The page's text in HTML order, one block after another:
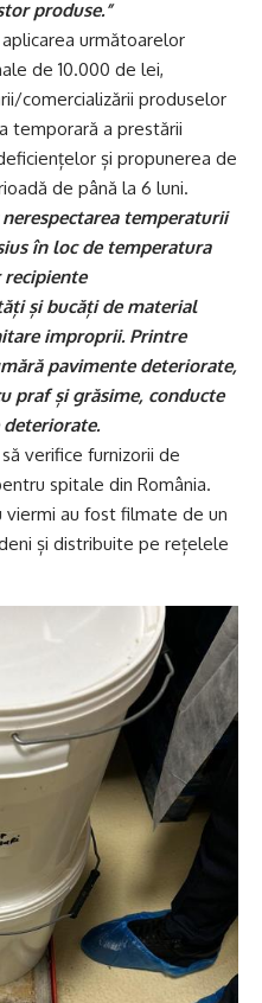
produse.”
următoarelor
de 10.000 de lei,
comercializării produselor
temporară a prestării
și propunerea de
de până la 6 luni.
temperaturii
în loc de temperatura
și bucăți de material
improprii. Printre
pavimente deteriorate,
praf și grăsime, conducte
verifice furnizorii de
spitale din România.
viermi au fost filmate de un
și distribuite pe rețelele